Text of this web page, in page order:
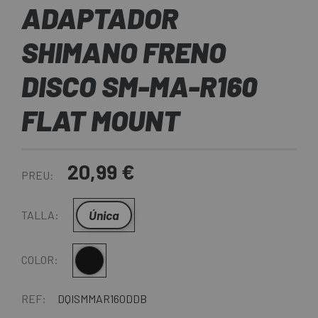
ADAPTADOR
SHIMANO FRENO
DISCO SM-MA-R160
FLAT MOUNT
PREU: 20,99 €
TALLA: Única
COLOR: Multi
REF: DQISMMAR160DDB